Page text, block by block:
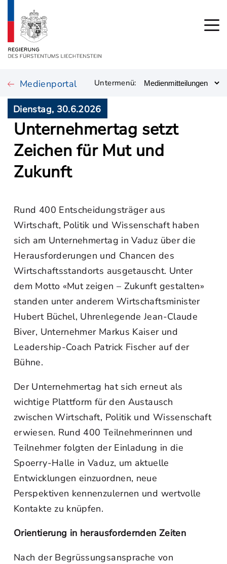
Medienportal Untermenü:
Dienstag, 30.6.2026
Unternehmertag setzt
Zeichen für Mut und
Zukunft
Rund 400 Entscheidungsträger aus
Wirtschaft, Politik und Wissenschaft haben
sich am Unternehmertag in Vaduz über die
Herausforderungen und Chancen des
Wirtschaftsstandorts ausgetauscht. Unter
dem Motto «Mut zeigen – Zukunft gestalten»
standen unter anderem Wirtschaftsminister
Hubert Büchel, Uhrenlegende Jean-Claude
Biver, Unternehmer Markus Kaiser und
Leadership-Coach Patrick Fischer auf der
Bühne.
Der Unternehmertag hat sich erneut als
wichtige Plattform für den Austausch
zwischen Wirtschaft, Politik und Wissenschaft
erwiesen. Rund 400 Teilnehmerinnen und
Teilnehmer folgten der Einladung in die
Spoerry-Halle in Vaduz, um aktuelle
Entwicklungen einzuordnen, neue
Perspektiven kennenzulernen und wertvolle
Kontakte zu knüpfen.
Orientierung in herausfordernden Zeiten
Nach der Begrüssungsansprache von